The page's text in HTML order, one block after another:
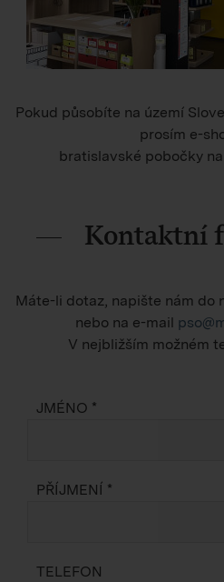
Pokud působíte na území
prosím e-
bratislavské pobočky na
Kontaktní
Máte-li dotaz, napište nám do
nebo na e-mail
V nejbližším možném
JMÉNO *
PŘÍJMENÍ *
TELEFON